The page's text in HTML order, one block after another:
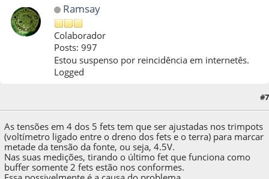
Ramsay
Colaborador
Posts: 997
Estou suspenso por reincidência em internetês.
Logged
#7
As tensões em 4 dos 5 fets tem que ser ajustadas nos trimpots
(voltímetro ligado entre o dreno dos fets e o terra) para marcar
metade da tensão da fonte, ou seja, 4.5V.
Nas suas medições, tirando o último fet que funciona como
buffer somente 2 fets estão nos conformes.